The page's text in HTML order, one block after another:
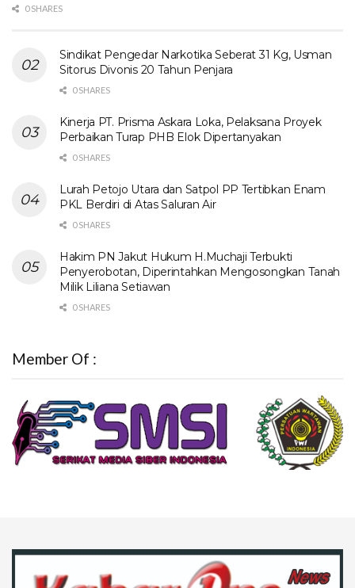
0 SHARES
Sindikat Pengedar Narkotika Seberat 31 Kg, Usman
Sitorus Divonis 20 Tahun Penjara
0 SHARES
Kinerja PT. Prisma Askara Loka, Pelaksana Proyek
Perbaikan Turap PHB Elok Dipertanyakan
0 SHARES
Lurah Petojo Utara dan Satpol PP Tertibkan Enam
PKL Berdiri di Atas Saluran Air
0 SHARES
Hakim PN Jakut Hukum H.Muchaji Terbukti
Penyerobotan, Diperintahkan Mengosongkan Tanah
Milik Liliana Setiawan
0 SHARES
Member Of :